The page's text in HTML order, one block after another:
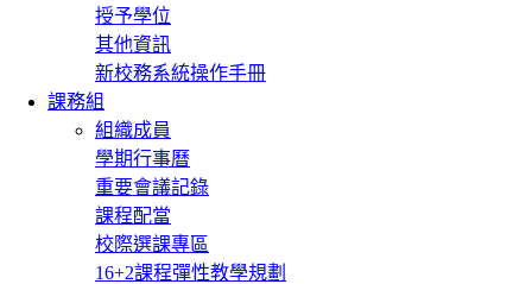
授予學位
其他資訊
新校務系統操作手冊
課務組
組織成員
學期行事曆
重要會議記錄
課程配當
校際選課專區
16+2課程彈性教學規劃